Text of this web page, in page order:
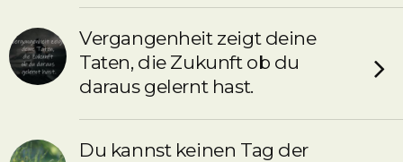
Vergangenheit zeigt deine
Taten, die Zukunft ob du
daraus gelernt hast.
Du kannst keinen Tag der